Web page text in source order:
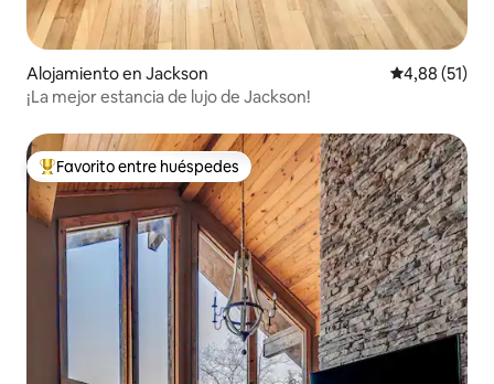
Alojamiento en Jackson Calificación
4,88 (51)
¡La mejor estancia de lujo de Jackson!
Favorito entre los huéspedes más destacados
Favorito entre huéspedes